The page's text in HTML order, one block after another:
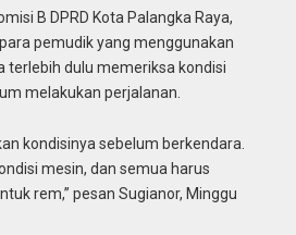
B DPRD Kota Palangka Raya,
pemudik yang menggunakan
terlebih dulu memeriksa kondisi
melakukan perjalanan.
kondisinya sebelum berkendara.
mesin, dan semua harus
rem,” pesan Sugianor, Minggu